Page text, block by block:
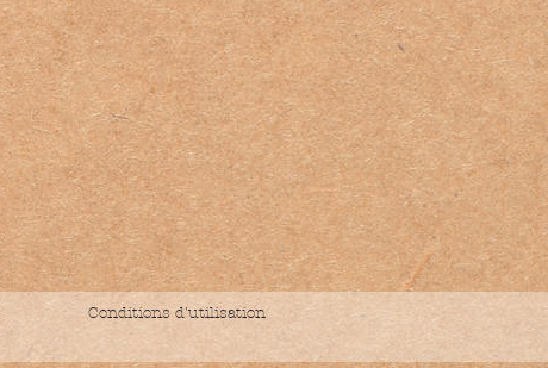
Conditions d'utilisation